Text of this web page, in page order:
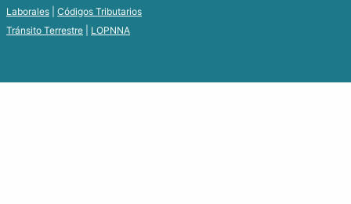
Laborales
Códigos Tributarios
Tránsito Terrestre
LOPNNA